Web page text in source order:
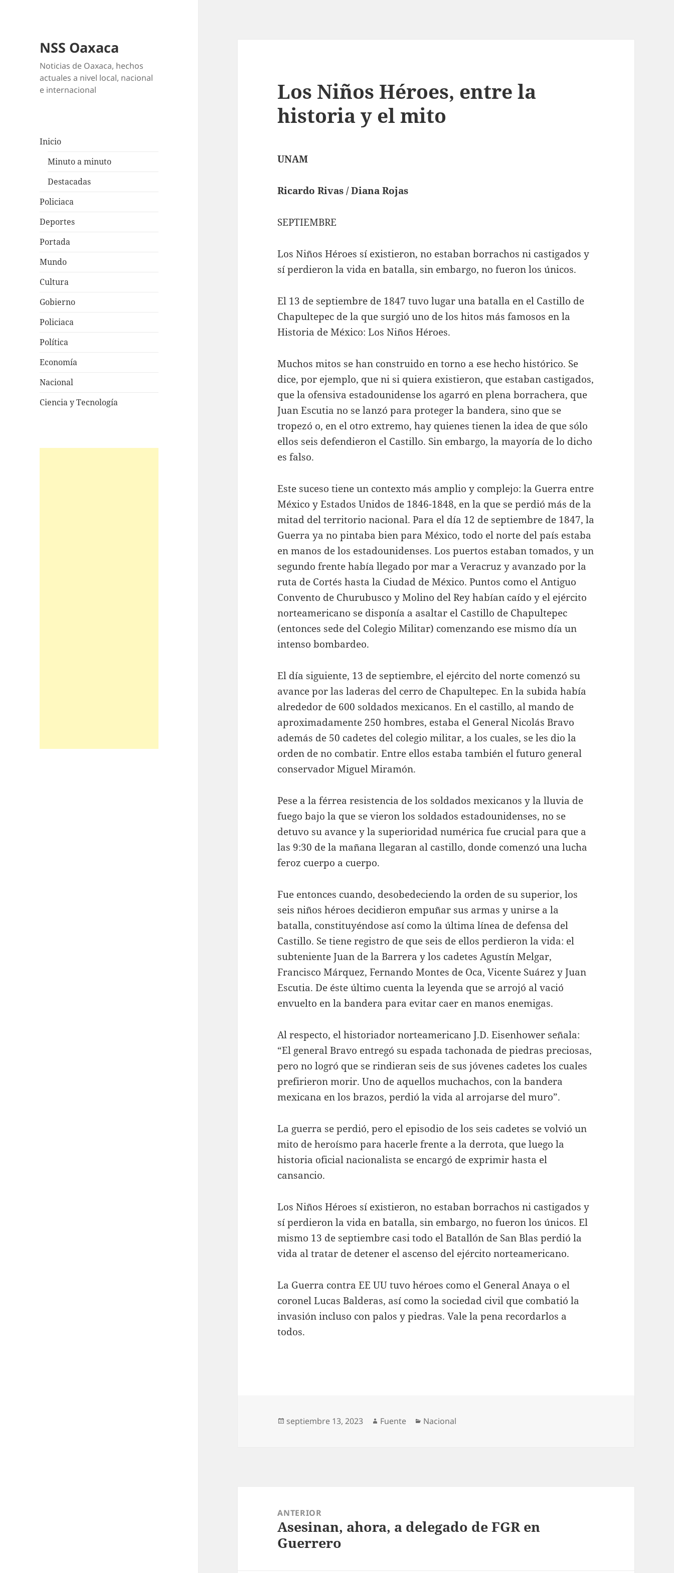
NSS Oaxaca
Noticias de Oaxaca, hechos
actuales a nivel local, nacional
e internacional
Inicio
Minuto a minuto
Destacadas
Policiaca
Deportes
Portada
Mundo
Cultura
Gobierno
Policiaca
Política
Economía
Nacional
Ciencia y Tecnología
Los Niños Héroes, entre la
historia y el mito
UNAM
Ricardo Rivas / Diana Rojas
SEPTIEMBRE
Los Niños Héroes sí existieron, no estaban borrachos ni castigados y
sí perdieron la vida en batalla, sin embargo, no fueron los únicos.
El 13 de septiembre de 1847 tuvo lugar una batalla en el Castillo de
Chapultepec de la que surgió uno de los hitos más famosos en la
Historia de México: Los Niños Héroes.
Muchos mitos se han construido en torno a ese hecho histórico. Se
dice, por ejemplo, que ni si quiera existieron, que estaban castigados,
que la ofensiva estadounidense los agarró en plena borrachera, que
Juan Escutia no se lanzó para proteger la bandera, sino que se
tropezó o, en el otro extremo, hay quienes tienen la idea de que sólo
ellos seis defendieron el Castillo. Sin embargo, la mayoría de lo dicho
es falso.
Este suceso tiene un contexto más amplio y complejo: la Guerra entre
México y Estados Unidos de 1846-1848, en la que se perdió más de la
mitad del territorio nacional. Para el día 12 de septiembre de 1847, la
Guerra ya no pintaba bien para México, todo el norte del país estaba
en manos de los estadounidenses. Los puertos estaban tomados, y un
segundo frente había llegado por mar a Veracruz y avanzado por la
ruta de Cortés hasta la Ciudad de México. Puntos como el Antiguo
Convento de Churubusco y Molino del Rey habían caído y el ejército
norteamericano se disponía a asaltar el Castillo de Chapultepec
(entonces sede del Colegio Militar) comenzando ese mismo día un
intenso bombardeo.
El día siguiente, 13 de septiembre, el ejército del norte comenzó su
avance por las laderas del cerro de Chapultepec. En la subida había
alrededor de 600 soldados mexicanos. En el castillo, al mando de
aproximadamente 250 hombres, estaba el General Nicolás Bravo
además de 50 cadetes del colegio militar, a los cuales, se les dio la
orden de no combatir. Entre ellos estaba también el futuro general
conservador Miguel Miramón.
Pese a la férrea resistencia de los soldados mexicanos y la lluvia de
fuego bajo la que se vieron los soldados estadounidenses, no se
detuvo su avance y la superioridad numérica fue crucial para que a
las 9:30 de la mañana llegaran al castillo, donde comenzó una lucha
feroz cuerpo a cuerpo.
Fue entonces cuando, desobedeciendo la orden de su superior, los
seis niños héroes decidieron empuñar sus armas y unirse a la
batalla, constituyéndose así como la última línea de defensa del
Castillo. Se tiene registro de que seis de ellos perdieron la vida: el
subteniente Juan de la Barrera y los cadetes Agustín Melgar,
Francisco Márquez, Fernando Montes de Oca, Vicente Suárez y Juan
Escutia. De éste último cuenta la leyenda que se arrojó al vació
envuelto en la bandera para evitar caer en manos enemigas.
Al respecto, el historiador norteamericano J.D. Eisenhower señala:
“El general Bravo entregó su espada tachonada de piedras preciosas,
pero no logró que se rindieran seis de sus jóvenes cadetes los cuales
prefirieron morir. Uno de aquellos muchachos, con la bandera
mexicana en los brazos, perdió la vida al arrojarse del muro”.
La guerra se perdió, pero el episodio de los seis cadetes se volvió un
mito de heroísmo para hacerle frente a la derrota, que luego la
historia oficial nacionalista se encargó de exprimir hasta el
cansancio.
Los Niños Héroes sí existieron, no estaban borrachos ni castigados y
sí perdieron la vida en batalla, sin embargo, no fueron los únicos. El
mismo 13 de septiembre casi todo el Batallón de San Blas perdió la
vida al tratar de detener el ascenso del ejército norteamericano.
La Guerra contra EE UU tuvo héroes como el General Anaya o el
coronel Lucas Balderas, así como la sociedad civil que combatió la
invasión incluso con palos y piedras. Vale la pena recordarlos a
todos.
Publicado
septiembre 13, 2023 Autor
Fuente Categorías
Nacional
entradas
ANTERIOR
Entrada
anterior:
Asesinan, ahora, a delegado de FGR en
Guerrero